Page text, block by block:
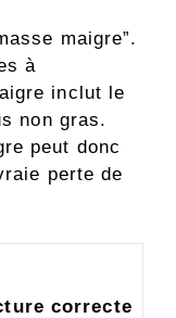
maigre”.
à
inclut le
non gras.
peut donc
perte de
correcte